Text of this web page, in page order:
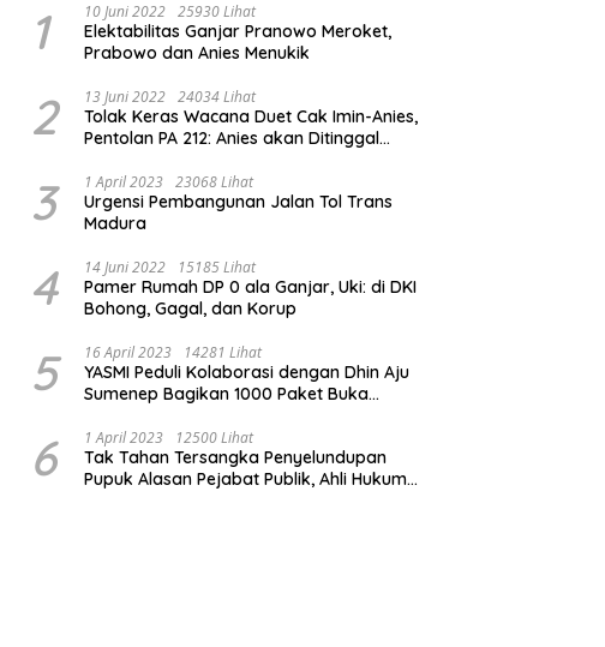
1 10 Juni 2022 25930 Lihat
Elektabilitas Ganjar Pranowo Meroket,
Prabowo dan Anies Menukik
2 13 Juni 2022 24034 Lihat
Tolak Keras Wacana Duet Cak Imin-Anies,
Pentolan PA 212: Anies akan Ditinggal
3 1 April 2023 23068 Lihat
Urgensi Pembangunan Jalan Tol Trans
Madura
4 14 Juni 2022 15185 Lihat
Pamer Rumah DP 0 ala Ganjar, Uki: di DKI
Bohong, Gagal, dan Korup
5 16 April 2023 14281 Lihat
YASMI Peduli Kolaborasi dengan Dhin Aju
Sumenep Bagikan 1000 Paket Buka
6 1 April 2023 12500 Lihat
Tak Tahan Tersangka Penyelundupan
Pupuk Alasan Pejabat Publik, Ahli Hukum